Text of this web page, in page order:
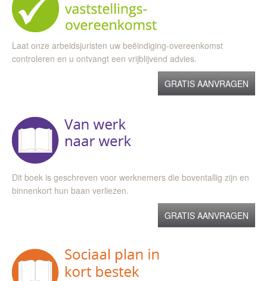
Laat onze arbeidsjuristen uw beëindiging-overeenkomst
controleren en u ontvangt een vrijblijvend advies.
GRATIS AANVRAGEN
Dit boek is geschreven voor werknemers die boventallig zijn en
binnenkort hun baan verliezen.
GRATIS AANVRAGEN